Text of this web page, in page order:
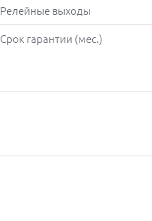
Релейные выходы
Срок гарантии (мес.)